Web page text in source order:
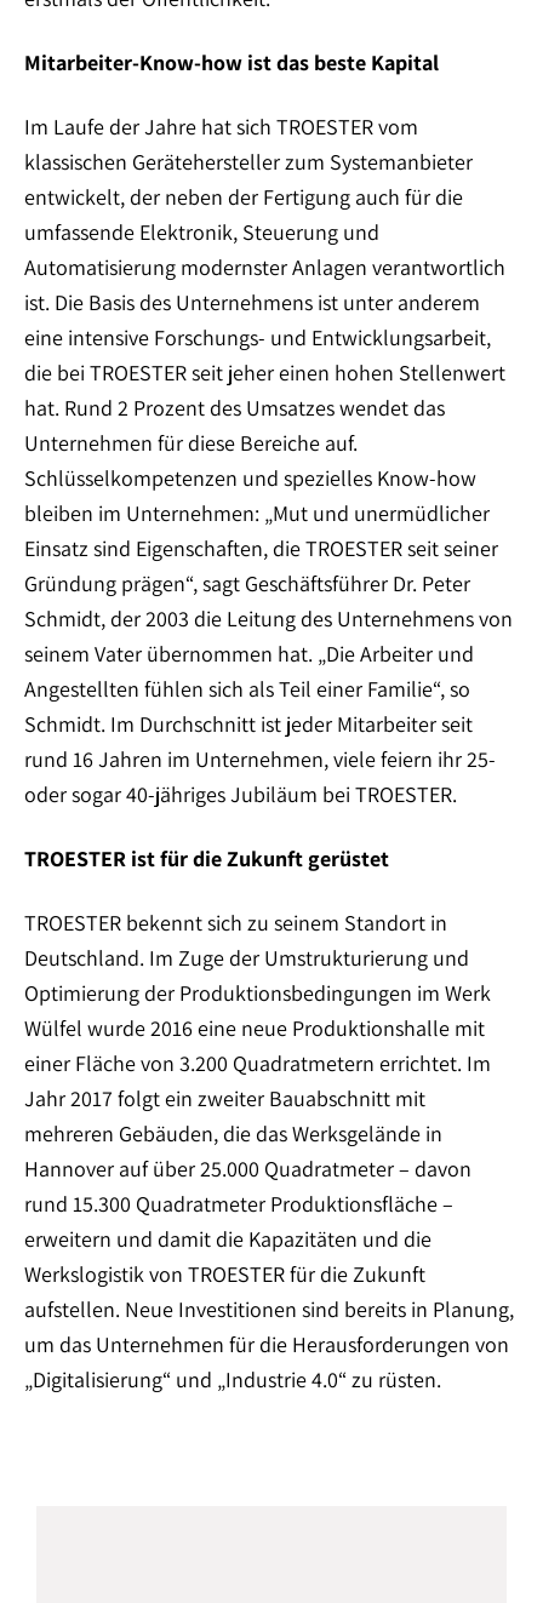
Mitarbeiter-Know-how ist das beste Kapital
Im Laufe der Jahre hat sich TROESTER vom
klassischen Gerätehersteller zum Systemanbieter
entwickelt, der neben der Fertigung auch für die
umfassende Elektronik, Steuerung und
Automatisierung modernster Anlagen verantwortlich
ist. Die Basis des Unternehmens ist unter anderem
eine intensive Forschungs- und Entwicklungsarbeit,
die bei TROESTER seit jeher einen hohen Stellenwert
hat. Rund 2 Prozent des Umsatzes wendet das
Unternehmen für diese Bereiche auf.
Schlüsselkompetenzen und spezielles Know-how
bleiben im Unternehmen: „Mut und unermüdlicher
Einsatz sind Eigenschaften, die TROESTER seit seiner
Gründung prägen“, sagt Geschäftsführer Dr. Peter
Schmidt, der 2003 die Leitung des Unternehmens von
seinem Vater übernommen hat. „Die Arbeiter und
Angestellten fühlen sich als Teil einer Familie“, so
Schmidt. Im Durchschnitt ist jeder Mitarbeiter seit
rund 16 Jahren im Unternehmen, viele feiern ihr 25-
oder sogar 40-jähriges Jubiläum bei TROESTER.
TROESTER ist für die Zukunft gerüstet
TROESTER bekennt sich zu seinem Standort in
Deutschland. Im Zuge der Umstrukturierung und
Optimierung der Produktionsbedingungen im Werk
Wülfel wurde 2016 eine neue Produktionshalle mit
einer Fläche von 3.200 Quadratmetern errichtet. Im
Jahr 2017 folgt ein zweiter Bauabschnitt mit
mehreren Gebäuden, die das Werksgelände in
Hannover auf über 25.000 Quadratmeter – davon
rund 15.300 Quadratmeter Produktionsfläche –
erweitern und damit die Kapazitäten und die
Werkslogistik von TROESTER für die Zukunft
aufstellen. Neue Investitionen sind bereits in Planung,
um das Unternehmen für die Herausforderungen von
„Digitalisierung“ und „Industrie 4.0“ zu rüsten.